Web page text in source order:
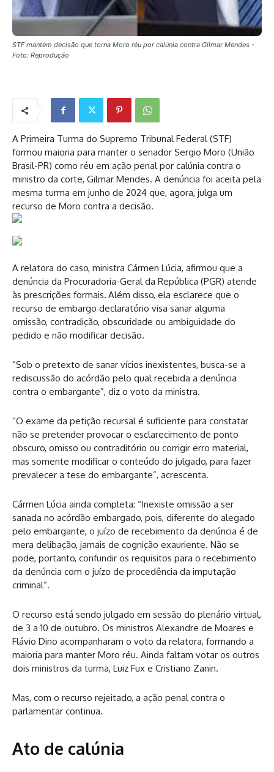
STF mantém decisão que torna Moro réu por calúnia contra Gilmar Mendes -
Foto: Reprodução
A Primeira Turma do Supremo Tribunal Federal (STF)
formou maioria para manter o senador Sergio Moro (União
Brasil-PR) como réu em ação penal por calúnia contra o
ministro da corte, Gilmar Mendes. A denúncia foi aceita pela
mesma turma em junho de 2024 que, agora, julga um
recurso de Moro contra a decisão.
A relatora do caso, ministra Cármen Lúcia, afirmou que a
denúncia da Procuradoria-Geral da República (PGR) atende
às prescrições formais. Além disso, ela esclarece que o
recurso de embargo declaratório visa sanar alguma
omissão, contradição, obscuridade ou ambiguidade do
pedido e não modificar decisão.
“Sob o pretexto de sanar vícios inexistentes, busca-se a
rediscussão do acórdão pelo qual recebida a denúncia
contra o embargante”, diz o voto da ministra.
“O exame da petição recursal é suficiente para constatar
não se pretender provocar o esclarecimento de ponto
obscuro, omisso ou contraditório ou corrigir erro material,
mas somente modificar o conteúdo do julgado, para fazer
prevalecer a tese do embargante”, acrescenta.
Cármen Lúcia ainda completa: “Inexiste omissão a ser
sanada no acórdão embargado, pois, diferente do alegado
pelo embargante, o juízo de recebimento da denúncia é de
mera delibação, jamais de cognição exauriente. Não se
pode, portanto, confundir os requisitos para o recebimento
da denúncia com o juízo de procedência da imputação
criminal”.
O recurso está sendo julgado em sessão do plenário virtual,
de 3 a 10 de outubro. Os ministros Alexandre de Moares e
Flávio Dino acompanharam o voto da relatora, formando a
maioria para manter Moro réu. Ainda faltam votar os outros
dois ministros da turma, Luiz Fux e Cristiano Zanin.
Mas, com o recurso rejeitado, a ação penal contra o
parlamentar continua.
Ato de calúnia